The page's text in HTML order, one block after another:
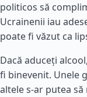
politicos să
Ucrainenii iau
poate fi văzut ca
Dacă aduceți
fi binevenit. Unele
altele s-ar putea